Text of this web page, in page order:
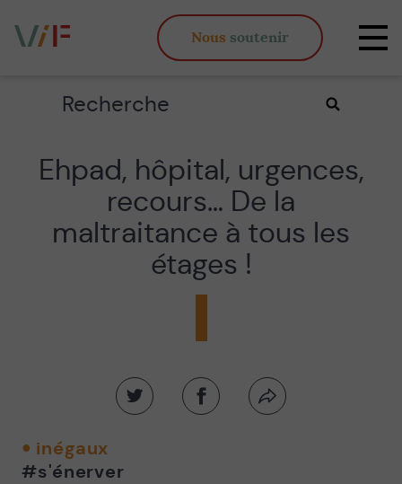
inégaux
Nous soutenir
Rechercher
Valider
Ehpad, hôpital, urgences,
recours… De la
maltraitance à tous les
étages !
Partager
Partager
Partager
inégaux
#s'énerver